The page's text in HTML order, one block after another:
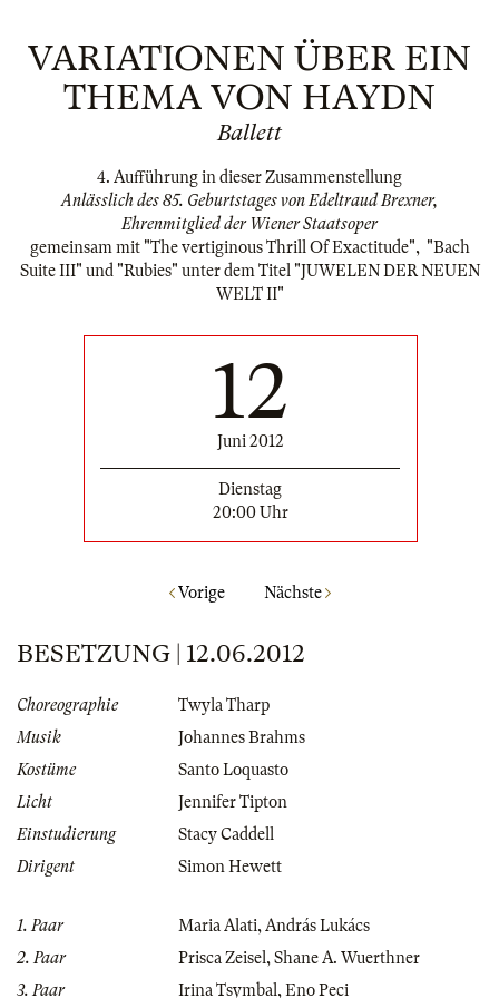
VARIATIONEN ÜBER EIN
THEMA VON HAYDN
Ballett
4. Aufführung in dieser Zusammenstellung
Anlässlich des 85. Geburtstages von Edeltraud Brexner,
Ehrenmitglied der Wiener Staatsoper
gemeinsam mit "The vertiginous Thrill Of Exactitude", "Bach
Suite III" und "Rubies" unter dem Titel "JUWELEN DER NEUEN
WELT II"
12
Juni 2012
Dienstag
20:00 Uhr
Vorige Nächste
BESETZUNG | 12.06.2012
Choreographie
Twyla Tharp
Musik
Johannes Brahms
Kostüme
Santo Loquasto
Licht
Jennifer Tipton
Einstudierung
Stacy Caddell
Dirigent
Simon Hewett
1. Paar Maria Alati, András Lukács
2. Paar
Prisca Zeisel , Shane A. Wuerthner
3. Paar
Irina Tsymbal , Eno Peci